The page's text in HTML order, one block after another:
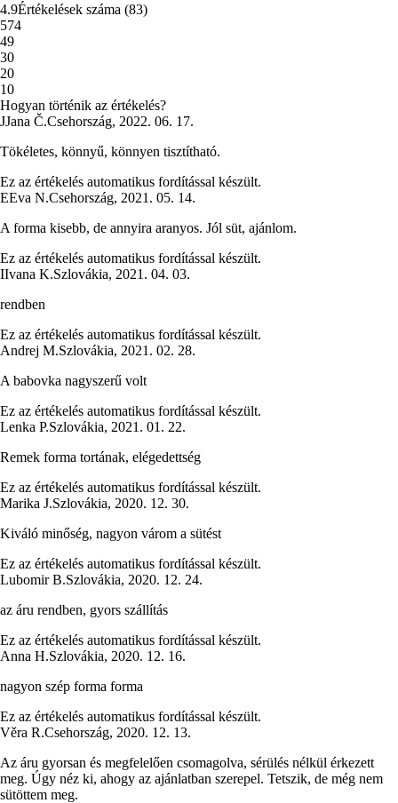
4.9Értékelések száma (83)
574
49
30
20
10
Hogyan történik az értékelés?
JJana Č.Csehország, 2022. 06. 17.
Tökéletes, könnyű, könnyen tisztítható.
Ez az értékelés automatikus fordítással készült.
EEva N.Csehország, 2021. 05. 14.
A forma kisebb, de annyira aranyos. Jól süt, ajánlom.
Ez az értékelés automatikus fordítással készült.
IIvana K.Szlovákia, 2021. 04. 03.
rendben
Ez az értékelés automatikus fordítással készült.
Andrej M.Szlovákia, 2021. 02. 28.
A babovka nagyszerű volt
Ez az értékelés automatikus fordítással készült.
Lenka P.Szlovákia, 2021. 01. 22.
Remek forma tortának, elégedettség
Ez az értékelés automatikus fordítással készült.
Marika J.Szlovákia, 2020. 12. 30.
Kiváló minőség, nagyon várom a sütést
Ez az értékelés automatikus fordítással készült.
Lubomir B.Szlovákia, 2020. 12. 24.
az áru rendben, gyors szállítás
Ez az értékelés automatikus fordítással készült.
Anna H.Szlovákia, 2020. 12. 16.
nagyon szép forma forma
Ez az értékelés automatikus fordítással készült.
Věra R.Csehország, 2020. 12. 13.
Az áru gyorsan és megfelelően csomagolva, sérülés nélkül érkezett
meg. Úgy néz ki, ahogy az ajánlatban szerepel. Tetszik, de még nem
sütöttem meg.